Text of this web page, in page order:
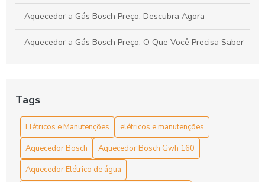
Aquecedor a Gás Bosch Preço: Descubra Agora
Aquecedor a Gás Bosch Preço: O Que Você Precisa Saber
Aquecedor a gás é a solução ideal: Como aquecer sua
casa com eficiência e economia
Aquecedor a Gas Orbis Preço: Descubra os Melhores
Modelos e Onde Comprar
Aquecedor a Gás para 2 Chuveiros Preço e Vantagens
Tags
Elétricos e Manutenções
elétricos e manutenções
Aquecedor Bosch
Aquecedor Bosch Gwh 160
Aquecedor Elétrico de água